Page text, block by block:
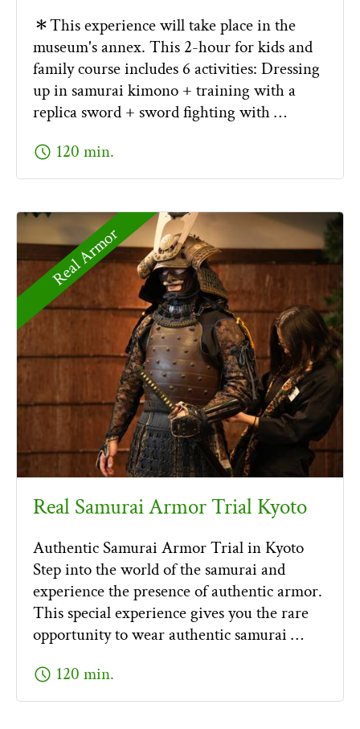
＊This experience will take place in the
museum's annex. This 2-hour for kids and
family course includes 6 activities: Dressing
up in samurai kimono + training with a
replica sword + sword fighting with …
schedule 120 min.
Real Armor
Real Samurai Armor Trial Kyoto
Authentic Samurai Armor Trial in Kyoto
Step into the world of the samurai and
experience the presence of authentic armor.
This special experience gives you the rare
opportunity to wear authentic samurai …
schedule 120 min.